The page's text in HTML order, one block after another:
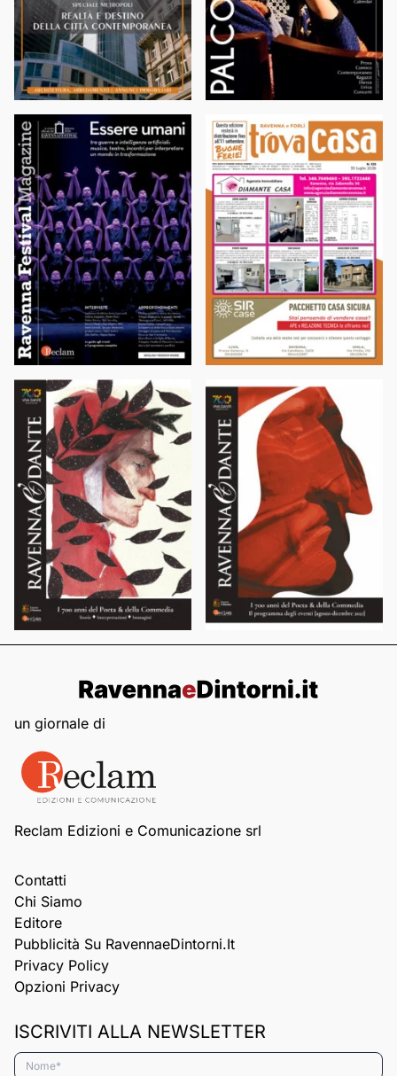
un giornale di
Reclam Edizioni e Comunicazione srl
Contatti
Chi Siamo
Editore
Pubblicità Su RavennaeDintorni.it
Privacy Policy
Opzioni Privacy
ISCRIVITI ALLA NEWSLETTER
Nome*